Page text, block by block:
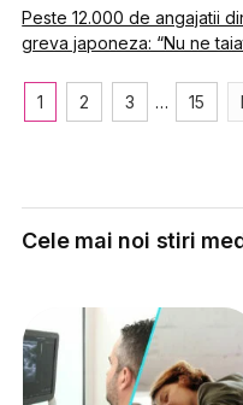
Peste 12.000 de angajatii
greva japoneza: “Nu ne
1 2 3 … 15
Cele mai noi stiri